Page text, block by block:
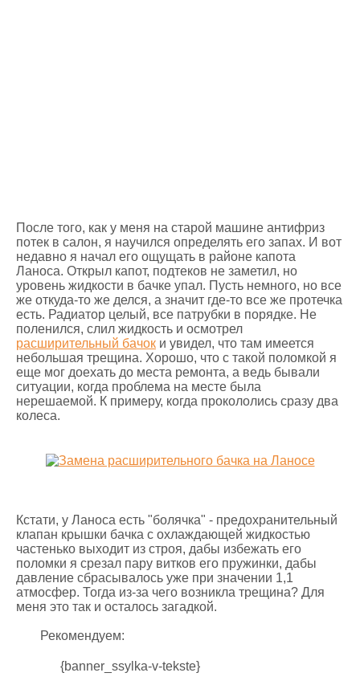
После того, как у меня на старой машине антифриз
потек в салон, я научился определять его запах. И вот
недавно я начал его ощущать в районе капота
Ланоса. Открыл капот, подтеков не заметил, но
уровень жидкости в бачке упал. Пусть немного, но все
же откуда-то же делся, а значит где-то все же протечка
есть. Радиатор целый, все патрубки в порядке. Не
поленился, слил жидкость и осмотрел
расширительный бачок и увидел, что там имеется
небольшая трещина. Хорошо, что с такой поломкой я
еще мог доехать до места ремонта, а ведь бывали
ситуации, когда проблема на месте была
нерешаемой. К примеру, когда прокололись сразу два
колеса.
Кстати, у Ланоса есть "болячка" - предохранительный
клапан крышки бачка с охлаждающей жидкостью
частенько выходит из строя, дабы избежать его
поломки я срезал пару витков его пружинки, дабы
давление сбрасывалось уже при значении 1,1
атмосфер. Тогда из-за чего возникла трещина? Для
меня это так и осталось загадкой.
Рекомендуем:
{banner_ssylka-v-tekste}